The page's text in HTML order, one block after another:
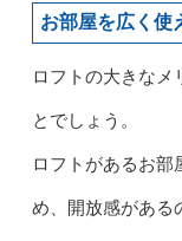
お部屋を広く使
ロフトの大きなメ
とでしょう。
ロフトがあるお部
め、開放感がある